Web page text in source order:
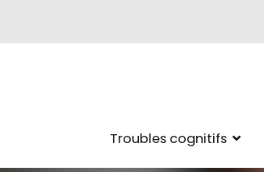
Troubles cognitifs